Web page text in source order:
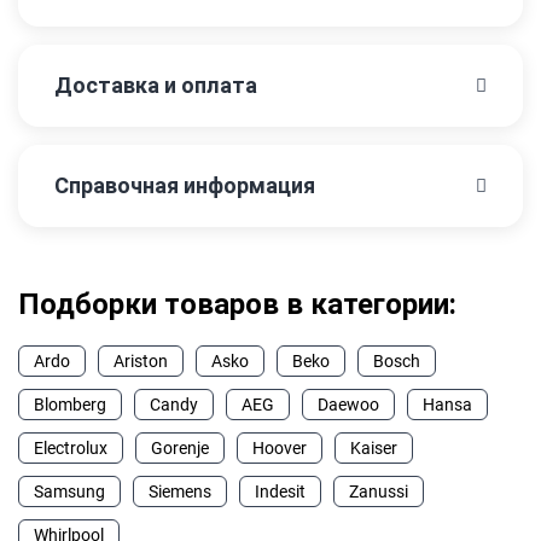
Доставка и оплата
Справочная информация
Подборки товаров в категории:
Ardo Ariston Asko Beko Bosch
Blomberg Candy AEG Daewoo Hansa
Electrolux Gorenje Hoover Kaiser
Samsung Siemens Indesit Zanussi
Whirlpool